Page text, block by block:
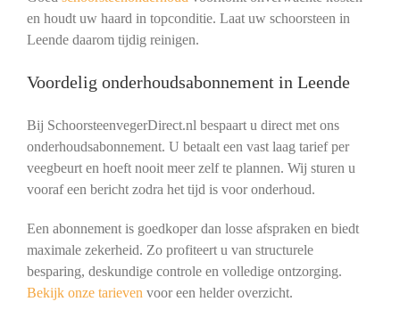
en houdt uw haard in topconditie. Laat uw schoorsteen in
Leende daarom tijdig reinigen.
Voordelig onderhoudsabonnement in Leende
Bij SchoorsteenvegerDirect.nl bespaart u direct met ons
onderhoudsabonnement. U betaalt een vast laag tarief per
veegbeurt en hoeft nooit meer zelf te plannen. Wij sturen u
vooraf een bericht zodra het tijd is voor onderhoud.
Een abonnement is goedkoper dan losse afspraken en biedt
maximale zekerheid. Zo profiteert u van structurele
besparing, deskundige controle en volledige ontzorging.
Bekijk onze tarieven voor een helder overzicht.